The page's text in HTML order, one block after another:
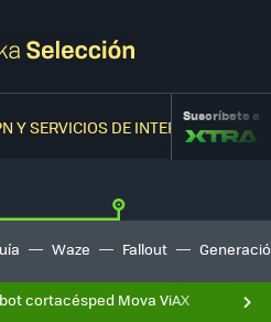
Y SERVICIOS DE INTERNETSuscríbete a
Waze Fallout
cortacésped Mova ViAX